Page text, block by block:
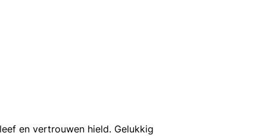
en vertrouwen hield. Gelukkig